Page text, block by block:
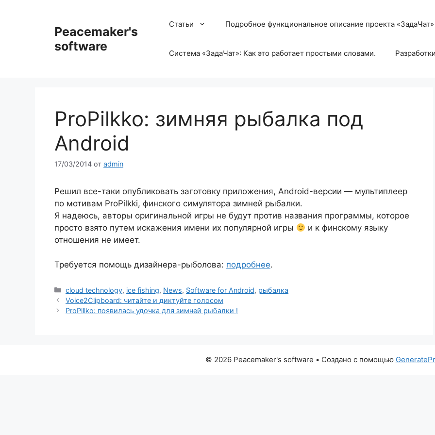
содержимомуPeacemaker's
software
Статьи Подробное функциональное описание проекта «ЗадаЧат»
Система «ЗадаЧат»: Как это работает простыми словами.
ProPilkko: зимняя рыбалка под
Android
17/03/2014 от admin
Решил все-таки опубликовать заготовку приложения, Android-версии — мультиплеер
по мотивам ProPilkki, финского симулятора зимней рыбалки.
Я надеюсь, авторы оригинальной игры не будут против названия программы, которое
просто взято путем искажения имени их популярной игры
и к финскому языку
отношения не имеет.
Требуется помощь дизайнера-рыболова: подробнее.
Рубрики
cloud technology, ice fishing, News, Software for Android, рыбалка
Voice2Clipboard: читайте и диктуйте голосом
ProPillko: появилась удочка для зимней рыбалки !
© 2026 Peacemaker's software • Создано с помощью